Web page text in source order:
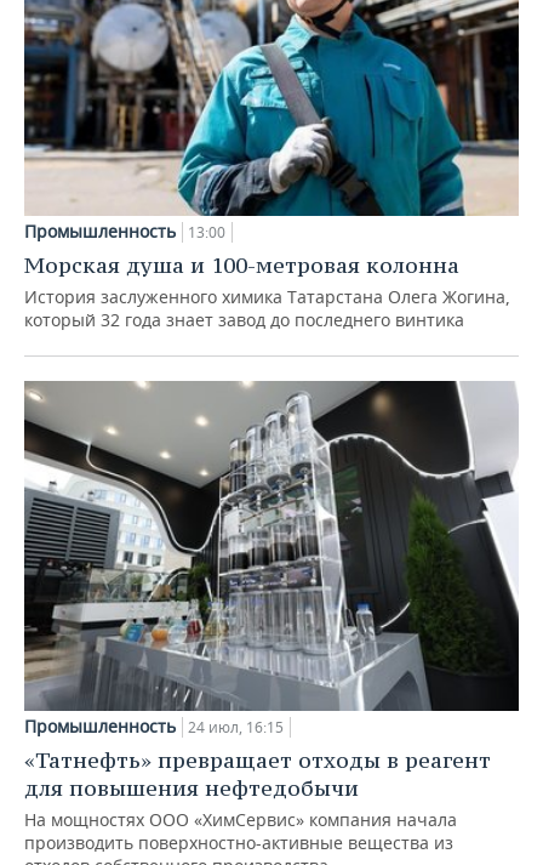
Промышленность 13:00
Морская душа и 100-метровая колонна
История заслуженного химика Татарстана Олега Жогина,
который 32 года знает завод до последнего винтика
Промышленность 24 июл, 16:15
«Татнефть» превращает отходы в реагент
для повышения нефтедобычи
На мощностях ООО «ХимСервис» компания начала
производить поверхностно-активные вещества из